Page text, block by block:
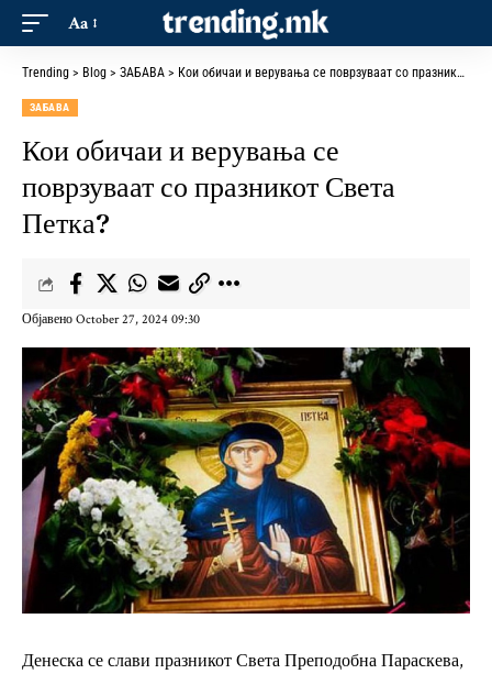
Aa
Trending > Blog > ЗАБАВА > Кои обичаи и верувања се поврзуваат со празникот Света Петка?
ЗАБАВА
Кои обичаи и верувања се
поврзуваат со празникот Света
Петка?
Објавено October 27, 2024 09:30
Денеска се слави празникот Света Преподобна Параскева,